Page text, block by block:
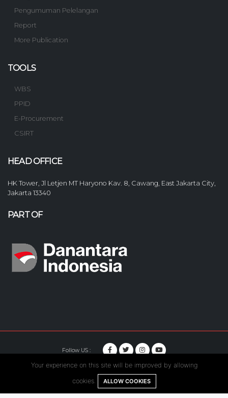
Pengumuman Pelelangan
Report
More Publication
TOOLS
WBS
PPID
E-Procurement
CSIRT
HEAD OFFICE
HK Tower, Jl Letjen MT Haryono Kav. 8, Cawang, East Jakarta City,
Jakarta 13340
PART OF
Follow US :
© Copyright 2020. Hutama Karya All Rights Reserved.
Your experience on this site will be improved by allowing
cookies. ALLOW COOKIES